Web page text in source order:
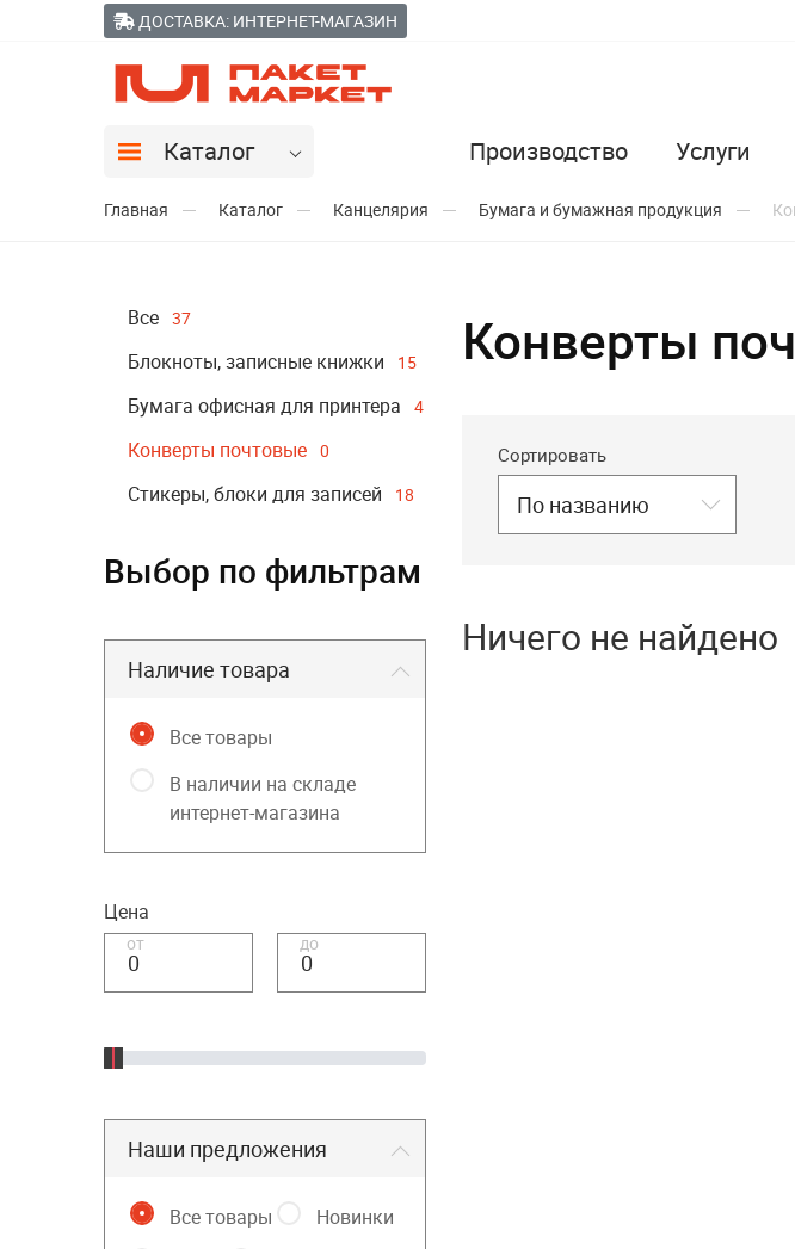
ДОСТАВКА: ИНТЕРНЕТ-МАГАЗИН
Каталог Производство Услуги
Главная Каталог Канцелярия Бумага и бумажная продукция
Все 37
Блокноты, записные книжки 15
Бумага офисная для принтера 4
Конверты почтовые 0
Стикеры, блоки для записей 18
Выбор по фильтрам
Наличие товара
Все товары
В наличии на складе
интернет-магазина
Цена
от до
Наши предложения
Все товары
Новинки
Конверты
Сортировать
По названию
Ничего не найдено